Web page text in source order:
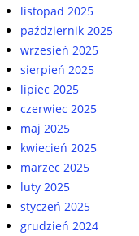
listopad 2025
październik 2025
wrzesień 2025
sierpień 2025
lipiec 2025
czerwiec 2025
maj 2025
kwiecień 2025
marzec 2025
luty 2025
styczeń 2025
grudzień 2024